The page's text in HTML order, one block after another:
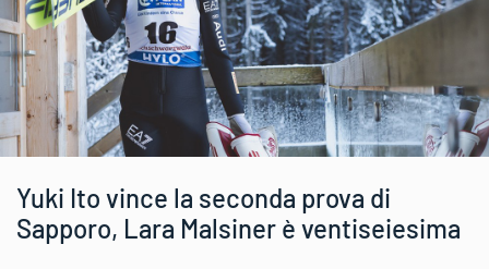
Yuki Ito vince la seconda prova di
Sapporo, Lara Malsiner è ventiseiesima